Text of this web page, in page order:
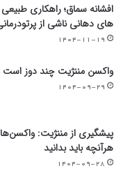
افشانه سماق؛ راهکاری
های دهانی ناشی از
۱۴۰۴-۱۱-۱۹
واکسن مننژیت چند دوز است
۱۴۰۴-۰۹-۲۹
پیشگیری از مننژیت:
هرآنچه باید بدانید
۱۴۰۴-۰۹-۲۸